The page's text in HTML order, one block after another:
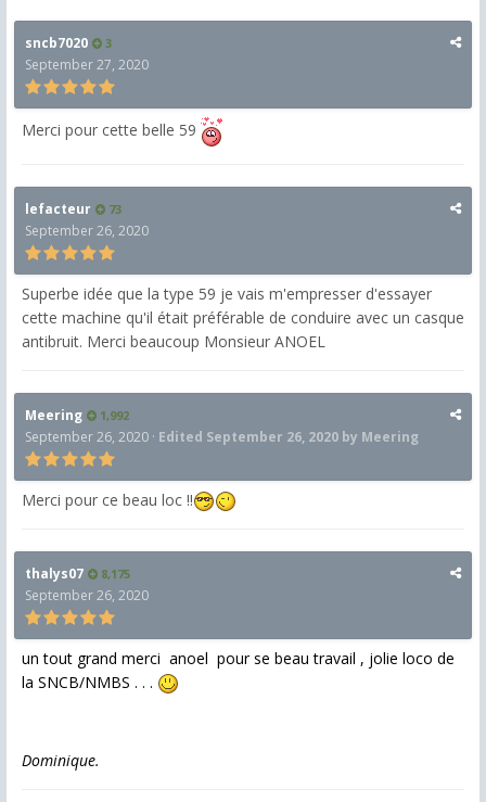
sncb7020 3
September 27, 2020
Merci pour cette belle 59
lefacteur 73
September 26, 2020
Superbe idée que la type 59 je vais m'empresser d'essayer
cette machine qu'il était préférable de conduire avec un casque
antibruit. Merci beaucoup Monsieur ANOEL
Meering 1,992
September 26, 2020 · Edited September 26, 2020 by Meering
Merci pour ce beau loc !!
thalys07 8,175
September 26, 2020
un tout grand merci anoel pour se beau travail , jolie loco de
la SNCB/NMBS . . .
Dominique.